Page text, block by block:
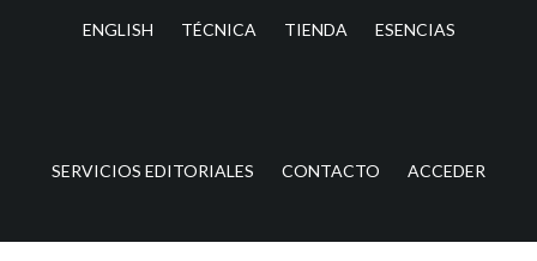
ENGLISH TÉCNICA TIENDA ESENCIAS
SERVICIOS EDITORIALES CONTACTO ACCEDER